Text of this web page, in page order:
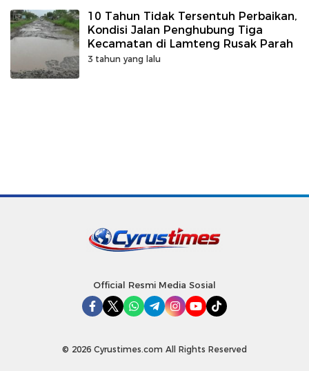
10 Tahun Tidak Tersentuh Perbaikan,
Kondisi Jalan Penghubung Tiga
Kecamatan di Lamteng Rusak Parah
3 tahun yang lalu
Official Resmi Media Sosial
© 2026 Cyrustimes.com All Rights Reserved